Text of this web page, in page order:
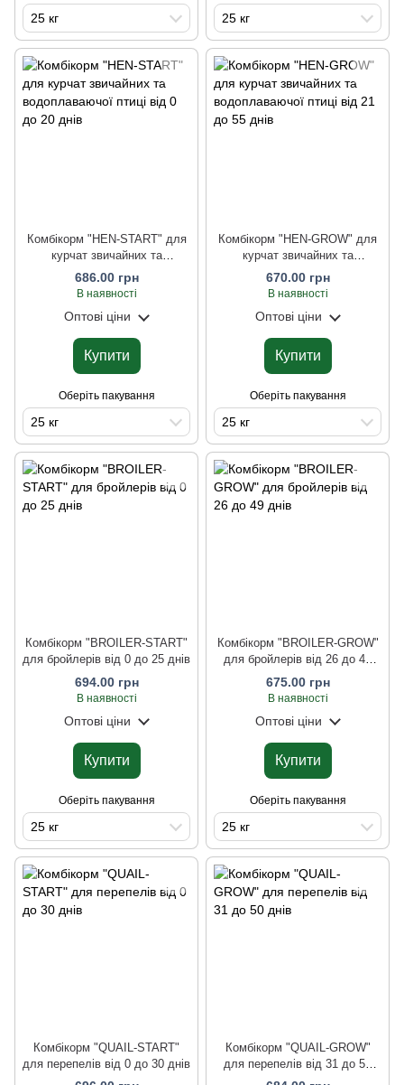
25 кг 25 кг
Комбікорм "HEN-START" для
курчат звичайних та
водоплаваючої птиці від 0 до
20 днів
686.00 грн
В наявності
Оптові ціни
Купити
Оберіть пакування
25 кг
Комбікорм "HEN-GROW" для
курчат звичайних та
водоплаваючої птиці від 21 до
55 днів
670.00 грн
В наявності
Оптові ціни
Купити
Оберіть пакування
25 кг
Комбікорм "BROILER-START"
для бройлерів від 0 до 25 днів
694.00 грн
В наявності
Оптові ціни
Купити
Оберіть пакування
25 кг
Комбікорм "BROILER-GROW"
для бройлерів від 26 до 49
днів
675.00 грн
В наявності
Оптові ціни
Купити
Оберіть пакування
25 кг
Комбікорм "QUAIL-START"
для перепелів від 0 до 30 днів
Комбікорм "QUAIL-GROW"
для перепелів від 31 до 50
днів